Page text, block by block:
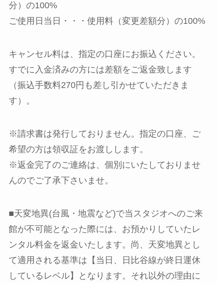
分）の100%
ご使用日当日・・・使用料（変更差額分）の100%
キャンセル料は、指定の口座にお振込ください。
すでに入金済みの方には差額をご返金致します
（振込手数料270円も差し引かせていただきま
す）。
※請求書は発行しておりません。指定の口座、ご
希望の方は領収証をお渡しします。
※返金完了のご連絡は、個別にいたしておりませ
んのでご了承下さいませ。
■天変地異(台風・地震など)で当スタジオへのご来
館が不可能となった際には、お預かりしていたレ
ンタル料金を返金いたします。尚、天変地異とし
て適用される基準は【当日、日比谷線が終日運休
しているレベル】となります。それ以外の理由に